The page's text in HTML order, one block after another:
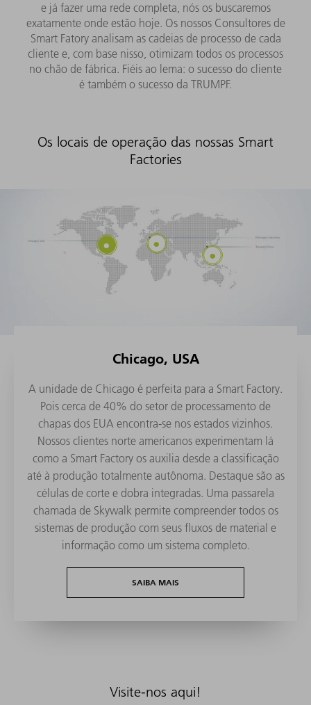
e já fazer uma rede completa, nós os buscaremos
exatamente onde estão hoje. Os nossos Consultores de
Smart Fatory analisam as cadeias de processo de cada
cliente e, com base nisso, otimizam todos os processos
no chão de fábrica. Fiéis ao lema: o sucesso do cliente
é também o sucesso da TRUMPF.
Os locais de operação das nossas Smart
Factories
Chicago, USA
A unidade de Chicago é perfeita para a Smart Factory.
Pois cerca de 40% do setor de processamento de
chapas dos EUA encontra-se nos estados vizinhos.
Nossos clientes norte americanos experimentam lá
como a Smart Factory os auxilia desde a classificação
até à produção totalmente autônoma. Destaque são as
células de corte e dobra integradas. Uma passarela
chamada de Skywalk permite compreender todos os
sistemas de produção com seus fluxos de material e
informação como um sistema completo.
SAIBA MAIS
Visite-nos aqui!